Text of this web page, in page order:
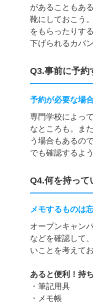
があることもあ
靴にしておこう
をもらったりす
下げられるカバ
Q3.事前に予約
予約が必要な場
専門学校によっ
なところも。ま
う場合もあるの
でも確認するよ
Q4.何を持って
メモするものは
オープンキャン
などを確認して
いことを考えてお
あると便利！持
・筆記用具
・メモ帳